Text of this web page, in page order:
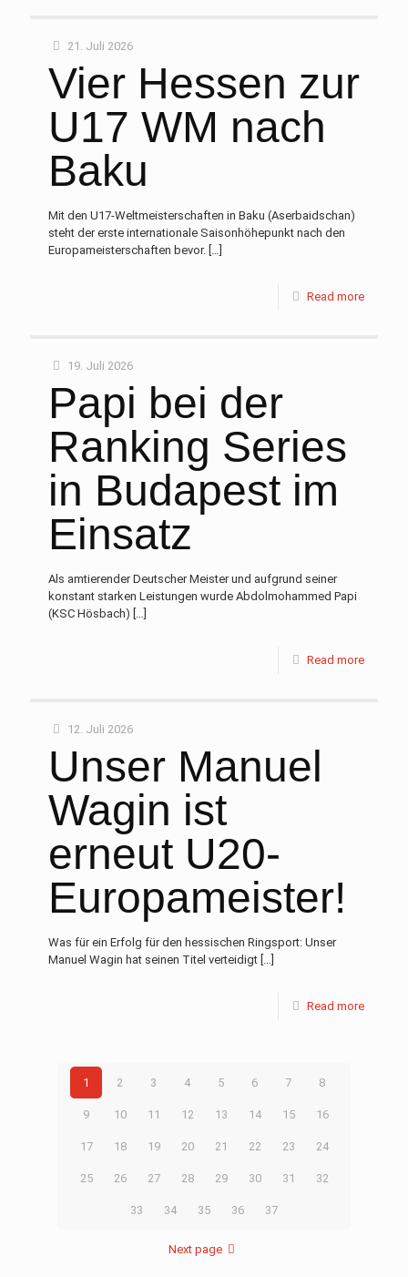
21. Juli 2026
Vier Hessen zur
U17 WM nach
Baku
Mit den U17-Weltmeisterschaften in Baku (Aserbaidschan)
steht der erste internationale Saisonhöhepunkt nach den
Europameisterschaften bevor. […]
Read more
19. Juli 2026
Papi bei der
Ranking Series
in Budapest im
Einsatz
Als amtierender Deutscher Meister und aufgrund seiner
konstant starken Leistungen wurde Abdolmohammed Papi
(KSC Hösbach) […]
Read more
12. Juli 2026
Unser Manuel
Wagin ist
erneut U20-
Europameister!
Was für ein Erfolg für den hessischen Ringsport: Unser
Manuel Wagin hat seinen Titel verteidigt […]
Read more
1 2 3 4 5 6 7 8
9 10 11 12 13 14 15 16
17 18 19 20 21 22 23 24
25 26 27 28 29 30 31 32
33 34 35 36 37
Next page